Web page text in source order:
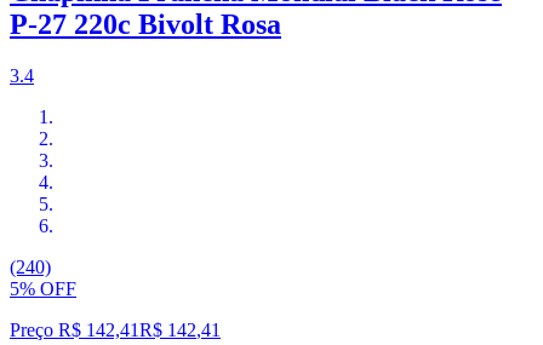
P-27 220c Bivolt Rosa
3.4
(240)
5% OFF
Preço R$ 142,41R$ 142,41